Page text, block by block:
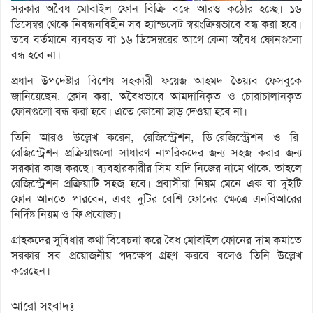
সরকার অবৈধ মোবাইল ফোন বিক্রি বন্ধে আরও কঠোর হচ্ছে। ১৬
ডিসেম্বর থেকে নিবন্ধনবিহীন সব হ্যান্ডসেট স্বয়ংক্রিয়ভাবে বন্ধ করা হবে।
তবে বর্তমানে ব্যবহৃত বা ১৬ ডিসেম্বরের আগে কেনা অবৈধ ফোনগুলো
বন্ধ হবে না।
প্রধান উপদেষ্টার বিশেষ সহকারী ফয়েজ আহমদ তৈয়্যব ফেসবুকে
জানিয়েছেন, ক্লোন করা, অবৈধভাবে আমদানিকৃত ও চোরাচালানকৃত
ফোনগুলো বন্ধ করা হবে। এতে কোনো ছাড় দেওয়া হবে না।
তিনি আরও উল্লেখ করেন, রেজিস্ট্রেশন, ডি-রেজিস্ট্রেশন ও রি-
রেজিস্ট্রেশন প্রক্রিয়াগুলো সাধারণ নাগরিকদের জন্য সহজ করার জন্য
সরকার কাজ করছে। ব্যবহারকারীর সিম যদি নিজের নামে থাকে, তাহলে
রেজিস্ট্রেশন প্রক্রিয়াটি সহজ হবে। প্রবাসীরা নিয়ম মেনে এক বা দুইটি
ফোন আনতে পারবেন, এবং দুটির বেশি ফোনের ক্ষেত্রে এনবিআরের
নির্দিষ্ট নিয়ম ও ফি প্রযোজ্য।
গ্রাহকদের সুবিধার কথা বিবেচনা করে বৈধ মোবাইল ফোনের দাম কমাতে
সরকার সব প্রয়োজনীয় পদক্ষেপ গ্রহণ করবে বলেও তিনি উল্লেখ
করেছেন।
আরো সংবাদঃ